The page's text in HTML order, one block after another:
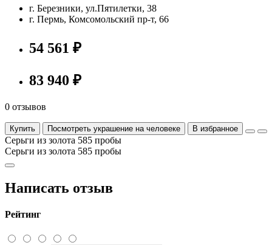
г. Березники, ул.Пятилетки, 38
г. Пермь, Комсомольский пр-т, 66
54 561 ₽
83 940 ₽
0 отзывов
Купить Посмотреть украшение на человеке В избранное
Серьги из золота 585 пробы
Серьги из золота 585 пробы
Написать отзыв
Рейтинг